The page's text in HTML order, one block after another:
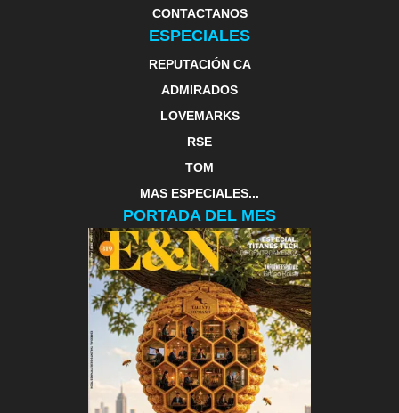
CONTACTANOS
ESPECIALES
REPUTACIÓN CA
ADMIRADOS
LOVEMARKS
RSE
TOM
MAS ESPECIALES...
PORTADA DEL MES